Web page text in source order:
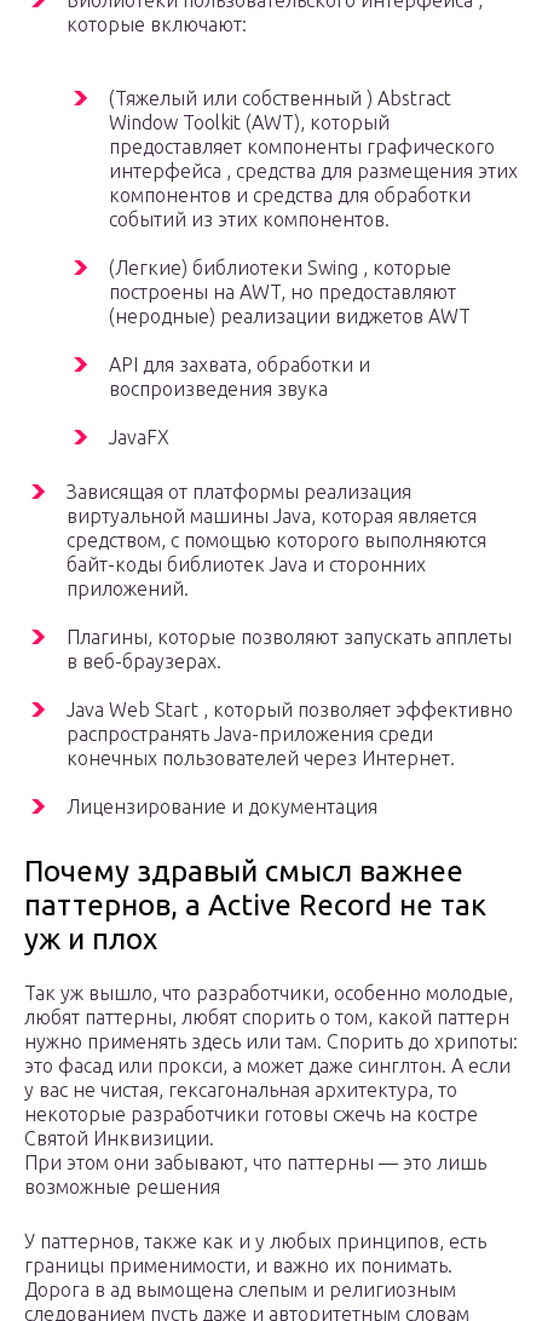
которые включают:
(Тяжелый или собственный ) Abstract
Window Toolkit (AWT), который
предоставляет компоненты графического
интерфейса , средства для размещения этих
компонентов и средства для обработки
событий из этих компонентов.
(Легкие) библиотеки Swing , которые
построены на AWT, но предоставляют
(неродные) реализации виджетов AWT
API для захвата, обработки и
воспроизведения звука
JavaFX
Зависящая от платформы реализация
виртуальной машины Java, которая является
средством, с помощью которого выполняются
байт-коды библиотек Java и сторонних
приложений.
Плагины, которые позволяют запускать апплеты
в веб-браузерах.
Java Web Start , который позволяет эффективно
распространять Java-приложения среди
конечных пользователей через Интернет.
Лицензирование и документация
Почему здравый смысл важнее
паттернов, а Active Record не так
уж и плох
Так уж вышло, что разработчики, особенно молодые,
любят паттерны, любят спорить о том, какой паттерн
нужно применять здесь или там. Спорить до хрипоты:
это фасад или прокси, а может даже синглтон. А если
у вас не чистая, гексагональная архитектура, то
некоторые разработчики готовы сжечь на костре
Святой Инквизиции.
При этом они забывают, что паттерны — это лишь
возможные решения
У паттернов, также как и у любых принципов, есть
границы применимости, и важно их понимать.
Дорога в ад вымощена слепым и религиозным
следованием пусть даже и авторитетным словам